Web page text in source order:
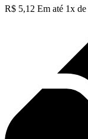
R$ 5,12 Em até 1x de